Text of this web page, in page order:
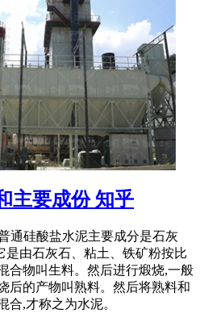
主要成份 知乎
通硅酸盐水泥主要成分是石灰
是由石灰石、粘土、铁矿粉按比
合物叫生料。然后进行煅烧,一般
后的产物叫熟料。然后将熟料和
合,才称之为水泥。